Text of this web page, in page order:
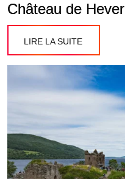
Château de Hever
LIRE LA SUITE